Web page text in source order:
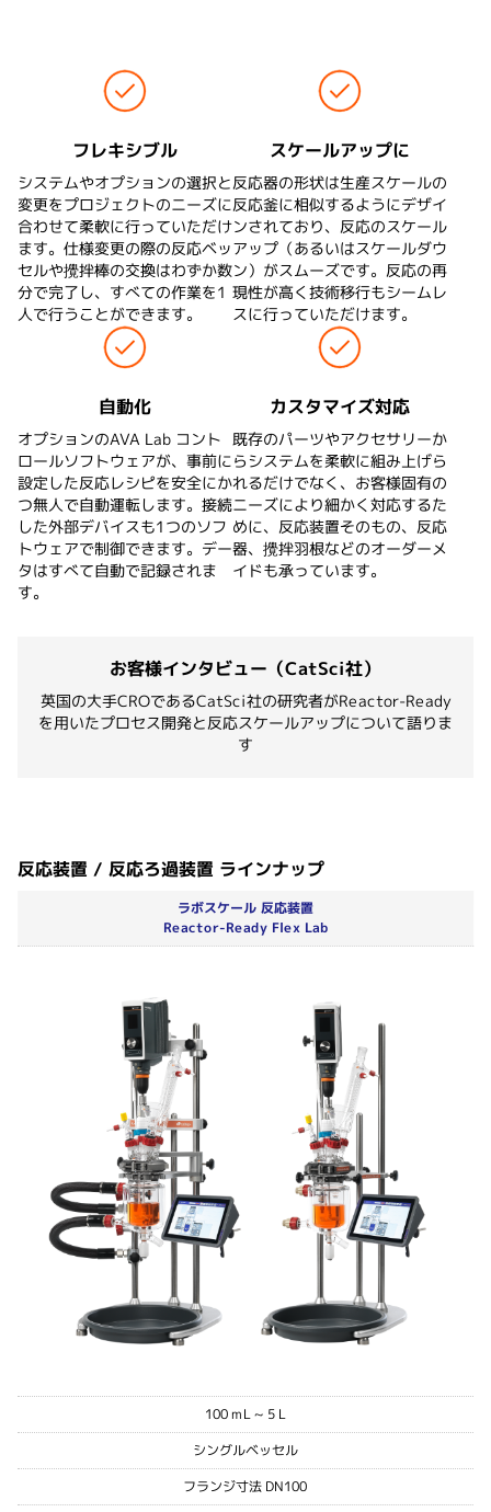
フレキシブル
システムやオプションの選択と
変更をプロジェクトのニーズに
合わせて柔軟に行っていただけ
ます。仕様変更の際の反応ベッ
セルや攪拌棒の交換はわずか数
分で完了し、すべての作業を1
人で行うことができます。
スケールアップに
反応器の形状は生産スケールの
反応釜に相似するようにデザイ
ンされており、反応のスケール
アップ（あるいはスケールダウ
ン）がスムーズです。反応の再
現性が高く技術移行もシームレ
スに行っていただけます。
自動化
オプションのAVA Lab コント
ロールソフトウェアが、事前に
設定した反応レシピを安全にか
つ無人で自動運転します。接続
した外部デバイスも1つのソフ
トウェアで制御できます。デー
タはすべて自動で記録されま
す。
カスタマイズ対応
既存のパーツやアクセサリーか
らシステムを柔軟に組み上げら
れるだけでなく、お客様固有の
ニーズにより細かく対応するた
めに、反応装置そのもの、反応
器、攪拌羽根などのオーダーメ
イドも承っています。
お客様インタビュー（CatSci社）
英国の大手CROであるCatSci社の研究者がReactor-Ready
を用いたプロセス開発と反応スケールアップについて語りま
す
反応装置 / 反応ろ過装置 ラインナップ
ラボスケール 反応装置
Reactor-Ready Flex Lab
100 mL ~ 5 L
シングルベッセル
フランジ寸法 DN100